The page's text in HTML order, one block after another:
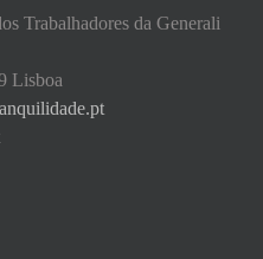
Trabalhadores da Generali
Lisboa